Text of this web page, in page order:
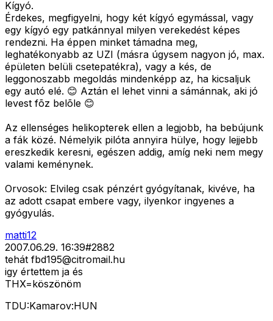
Kígyó.
Érdekes, megfigyelni, hogy két kígyó egymással, vagy
egy kígyó egy patkánnyal milyen verekedést képes
rendezni. Ha éppen minket támadna meg,
leghatékonyabb az UZI (másra úgysem nagyon jó, max.
épületen belüli csetepatékra), vagy a kés, de
leggonoszabb megoldás mindenképp az, ha kicsaljuk
egy autó elé. 😊 Aztán el lehet vinni a sámánnak, aki jó
levest fõz belõle 😊
Az ellenséges helikopterek ellen a legjobb, ha bebújunk
a fák közé. Némelyik pilóta annyira hülye, hogy lejjebb
ereszkedik keresni, egészen addig, amíg neki nem megy
valami keménynek.
Orvosok: Elvileg csak pénzért gyógyítanak, kivéve, ha
az adott csapat embere vagy, ilyenkor ingyenes a
gyógyulás.
matti12
2007.06.29. 16:39#2882
tehát fbd195@citromail.hu
igy értettem ja és
THX=köszönöm
TDU:Kamarov:HUN